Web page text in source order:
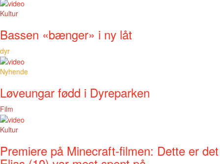
Kultur
Bassen «bænger» i ny låt
dyr
Nyhende
Løveungar fødd i Dyreparken
Film
Kultur
Premiere på Minecraft-filmen: Dette er det